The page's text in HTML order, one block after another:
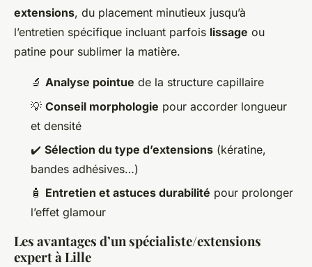
extensions, du placement minutieux jusqu’à
l’entretien spécifique incluant parfois lissage ou
patine pour sublimer la matière.
🔬 Analyse pointue de la structure capillaire
💡 Conseil morphologie pour accorder longueur
et densité
✔️ Sélection du type d’extensions (kératine,
bandes adhésives…)
🧴 Entretien et astuces durabilité pour prolonger
l’effet glamour
Les avantages d’un spécialiste/extensions
expert à Lille